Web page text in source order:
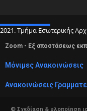
2021. Τμήμα Εσωτερικής
Zoom - Εξ αποστάσεως
Μόνιμες Ανακοινώσεις
Ανακοινώσεις
© Σχεδίαση & υλοποίηση